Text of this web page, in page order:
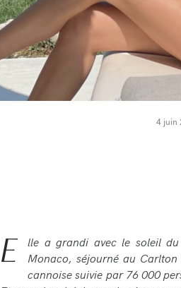
4 juin
E
lle a grandi avec le soleil
Monaco, séjourné au Carlton
cannoise suivie par 76 000